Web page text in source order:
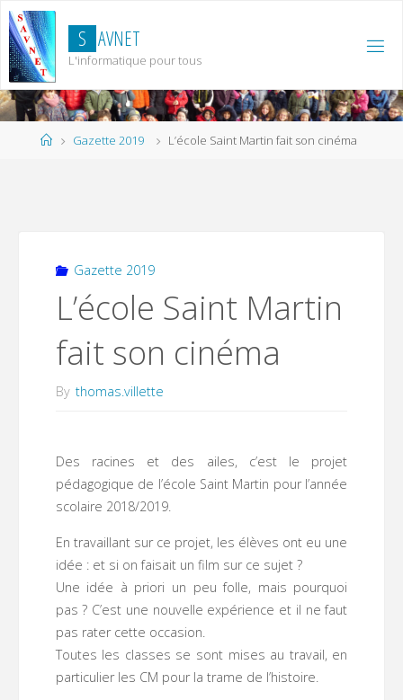
Skip
to
content
S AVNET
L'informatique pour tous
HomeGazette 2019 L’école Saint Martin fait son cinéma
Gazette 2019
L’école Saint Martin
fait son cinéma
By thomas.villette
Des racines et des ailes, c’est le projet
pédagogique de l’école Saint Martin pour l’année
scolaire 2018/2019.
En travaillant sur ce projet, les élèves ont eu une
idée : et si on faisait un film sur ce sujet ?
Une idée à priori un peu folle, mais pourquoi
pas ? C’est une nouvelle expérience et il ne faut
pas rater cette occasion.
Toutes les classes se sont mises au travail, en
particulier les CM pour la trame de l’histoire.